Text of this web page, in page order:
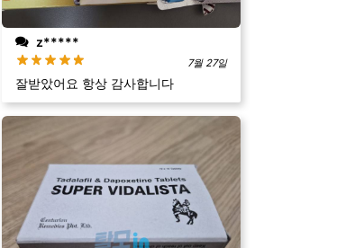
z*****
7월 27일
잘받았어요 항상 감사합니다